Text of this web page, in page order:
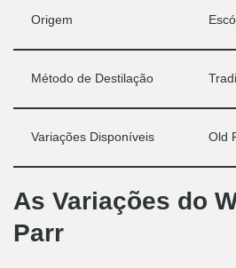
Origem
Método de Destilação
Variações Disponíveis Old
As Variações do
Parr